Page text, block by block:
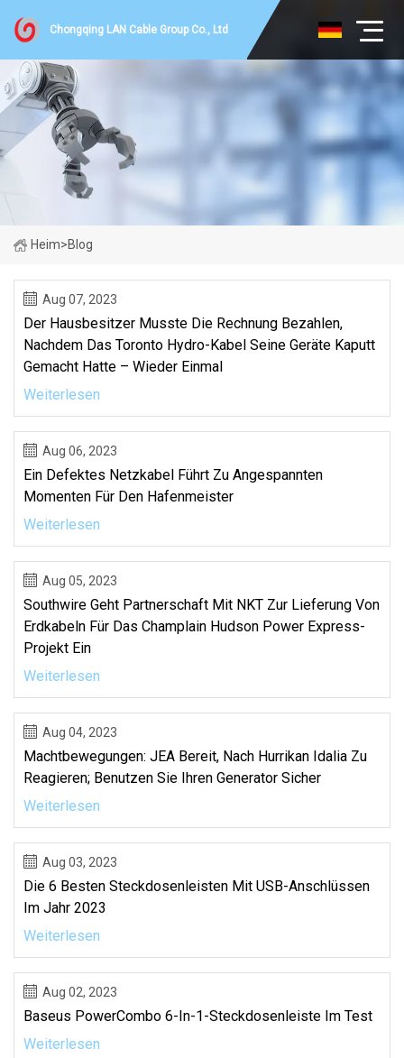
Chongqing LAN Cable Group Co., Ltd
Heim>Blog
Aug 07, 2023
Der Hausbesitzer Musste Die Rechnung Bezahlen,
Nachdem Das Toronto Hydro-Kabel Seine Geräte Kaputt
Gemacht Hatte – Wieder Einmal
Weiterlesen
Aug 06, 2023
Ein Defektes Netzkabel Führt Zu Angespannten
Momenten Für Den Hafenmeister
Weiterlesen
Aug 05, 2023
Southwire Geht Partnerschaft Mit NKT Zur Lieferung Von
Erdkabeln Für Das Champlain Hudson Power Express-
Projekt Ein
Weiterlesen
Aug 04, 2023
Machtbewegungen: JEA Bereit, Nach Hurrikan Idalia Zu
Reagieren; Benutzen Sie Ihren Generator Sicher
Weiterlesen
Aug 03, 2023
Die 6 Besten Steckdosenleisten Mit USB-Anschlüssen
Im Jahr 2023
Weiterlesen
Aug 02, 2023
Baseus PowerCombo 6-In-1-Steckdosenleiste Im Test
Weiterlesen